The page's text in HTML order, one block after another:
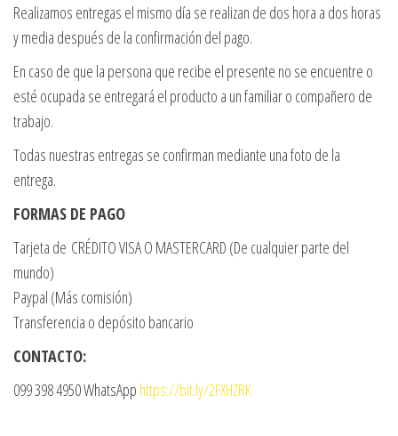
Realizamos entregas el mismo día se realizan de dos hora a dos horas
y media después de la confirmación del pago.
En caso de que la persona que recibe el presente no se encuentre o
esté ocupada se entregará el producto a un familiar o compañero de
trabajo.
Todas nuestras entregas se confirman mediante una foto de la
entrega.
FORMAS DE PAGO
Tarjeta de CRÉDITO VISA O MASTERCARD (De cualquier parte del
mundo)
Paypal (Más comisión)
Transferencia o depósito bancario
CONTACTO:
099 398 4950 WhatsApp https://bit.ly/2FXHZRK